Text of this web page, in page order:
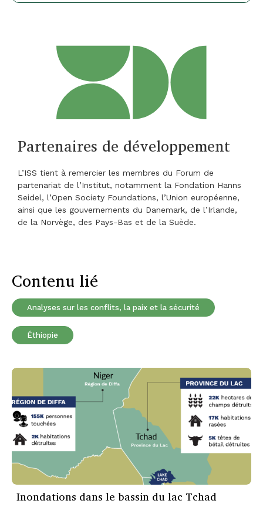
Partenaires de développement
L’ISS tient à remercier les membres du Forum de
partenariat de l’Institut, notamment la Fondation Hanns
Seidel, l’Open Society Foundations, l’Union européenne,
ainsi que les gouvernements du Danemark, de l’Irlande,
de la Norvège, des Pays-Bas et de la Suède.
Contenu lié
Analyses sur les conflits, la paix et la sécurité
Éthiopie
Inondations dans le bassin du lac Tchad